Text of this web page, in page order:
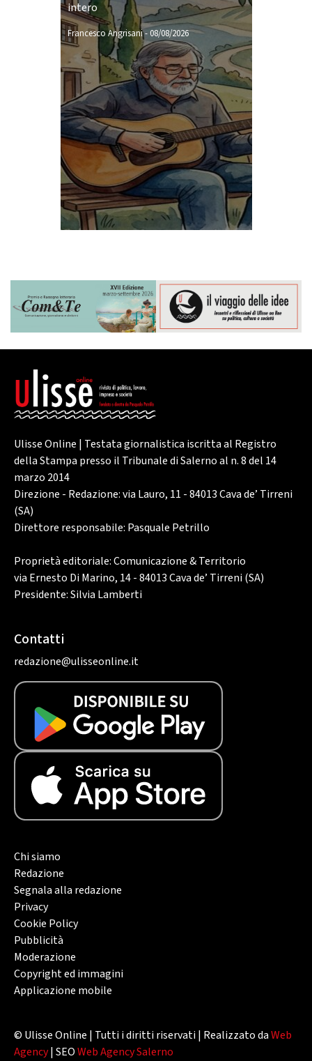
intero
Francesco Angrisani-08/08/2026
Ulisse Online | Testata giornalistica iscritta al Registro
della Stampa presso il Tribunale di Salerno al n. 8 del 14
marzo 2014
Direzione - Redazione: via Lauro, 11 - 84013 Cava de’ Tirreni
(SA)
Direttore responsabile: Pasquale Petrillo
Proprietà editoriale: Comunicazione & Territorio
via Ernesto Di Marino, 14 - 84013 Cava de’ Tirreni (SA)
Presidente: Silvia Lamberti
Contatti
redazione@ulisseonline.it
Chi siamo
Redazione
Segnala alla redazione
Privacy
Cookie Policy
Pubblicità
Moderazione
Copyright ed immagini
Applicazione mobile
© Ulisse Online | Tutti i diritti riservati | Realizzato daWeb
Agency| SEOWeb Agency Salerno